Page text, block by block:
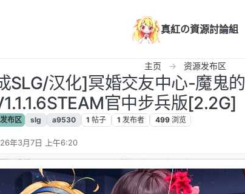
真紅の資源討論組
主页 资源发布区
SLG/汉化]冥婚交友中心-魔鬼的
官中步兵版[2.2G]
布区 slg a9530 1 帖子 1 发布者 499 浏览
年3月7日 上午6:20
辑